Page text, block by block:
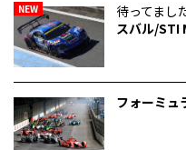
NEW
待ってまし
スバル/
フォーミュ